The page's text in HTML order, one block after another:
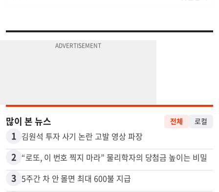
많이 본 뉴스 전체 로컬
1 김원석 투자 사기 논란 고발 영상 파장
2 “로또, 이 번호 찍지 마라” 물리학자의 당첨금 높이는 비밀
3 5주간 차 안 몰면 최대 600불 지급